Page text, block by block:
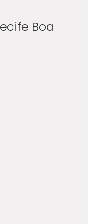
Boa